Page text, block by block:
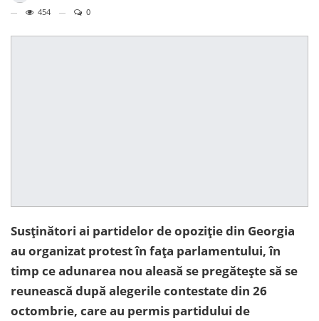
454
0
Susținători ai partidelor de opoziție din Georgia
au organizat protest în fața parlamentului, în
timp ce adunarea nou aleasă se pregătește să se
reunească după alegerile contestate din 26
octombrie, care au permis partidului de